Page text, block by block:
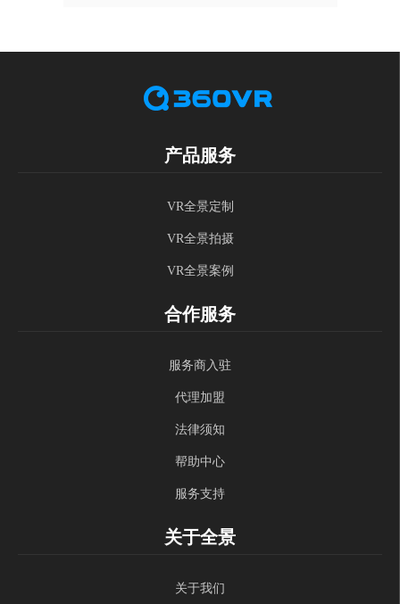
产品服务
VR全景定制
VR全景拍摄
VR全景案例
合作服务
服务商入驻
代理加盟
法律须知
帮助中心
服务支持
关于全景
关于我们